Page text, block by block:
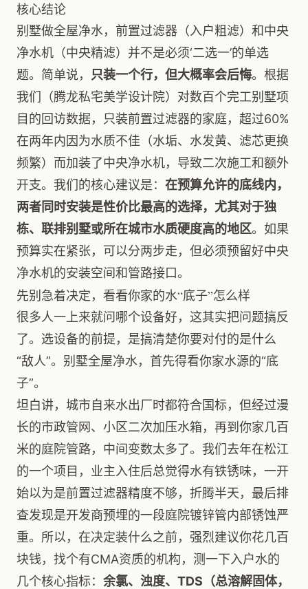
核心结论
别墅做全屋净水，前置过滤器（入户粗滤）和中央
净水机（中央精滤）并不是必须‘二选一’的单选
题。简单说， 只装一个行，但大概率会后悔。根据
我们（腾龙私宅美学设计院）对数百个完工别墅项
目的回访数据，只装前置过滤器的家庭，超过60%
在两年内因为水质不佳（水垢、水发黄、滤芯更换
频繁）而加装了中央净水机，导致二次施工和额外
开支。我们的核心建议是： 在预算允许的底线内，
两者同时安装是性价比最高的选择，尤其对于独
栋、联排别墅或所在城市水质硬度高的地区。如果
预算实在紧张，可以分两步走，但必须预留好中央
净水机的安装空间和管路接口。
先别急着决定，看看你家的水“底子”怎么样
很多人一上来就问哪个设备好，这其实把问题搞反
了。选设备的前提，是搞清楚你要对付的是什么
“敌人”。别墅全屋净水，首先得看你家水源的“底
子”。
坦白讲，城市自来水出厂时都符合国标，但经过漫
长的市政管网、小区二次加压水箱，再到你家几百
米的庭院管路，中间变数太多了。我们去年在松江
的一个项目，业主入住后总觉得水有铁锈味，一开
始以为是前置过滤器精度不够，折腾半天，最后排
查发现是开发商预埋的一段庭院镀锌管内部锈蚀严
重。所以，在决定装什么之前，强烈建议你花几百
块钱，找个有CMA资质的机构，测一下入户水的
几个核心指标： 余氯、浊度、TDS（总溶解固体，